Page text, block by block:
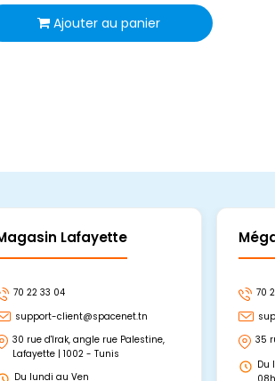
Ajouter au panier
Lafayette
70 22 33 04
support-client@spacenet.tn
30 rue d'Irak, angle rue Palestine,
Lafayette | 1002 - Tunis
Du lundi au Ven
70
35
Du